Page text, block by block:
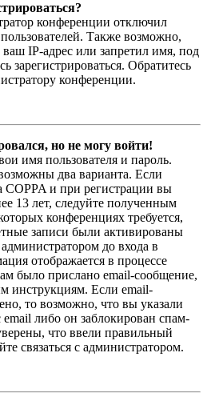
конференции отключил
Также возможно,
ваш IP-адрес или запретил имя, под
зарегистрироваться. Обратитесь
конференции.
но не могу войти!
имя пользователя и пароль.
два варианта. Если
COPPA и при регистрации вы
13 лет, следуйте полученным
конференциях требуется,
записи были активированы
до входа в
отображается в процессе
было прислано email-сообщение,
инструкциям. Если email-
то возможно, что вы указали
либо он заблокирован спам-
что ввели правильный
связаться с администратором.